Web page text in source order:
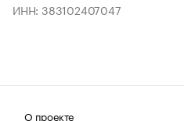
ИНН: 383102407047
О проекте